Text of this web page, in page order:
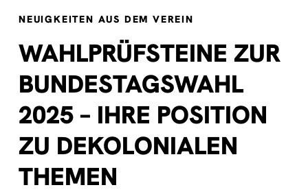
NEUIGKEITEN AUS DEM VEREIN
WAHLPRÜFSTEINE ZUR
BUNDESTAGSWAHL
2025 – IHRE POSITION
ZU DEKOLONIALEN
THEMEN